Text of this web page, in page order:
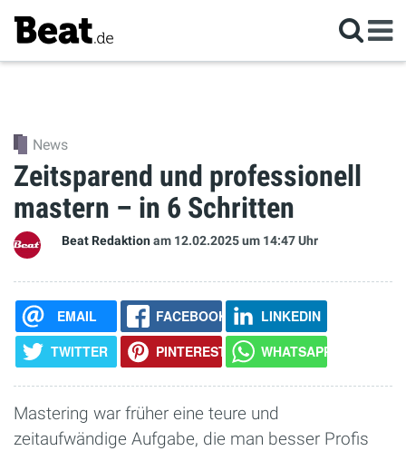
News
Zeitsparend und professionell
mastern – in 6 Schritten
Beat Redaktionam 12.02.2025um 14:47 Uhr
EMAIL FACEBOOK
LINKEDIN
TWITTER
PINTEREST WHATSAPP
Mastering war früher eine teure und
zeitaufwändige Aufgabe, die man besser Profis